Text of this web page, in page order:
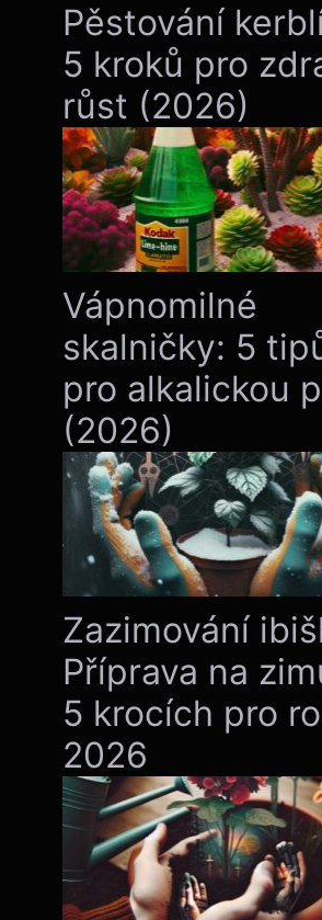
Pěstování
5 kroků pro
růst (2026)
Vápnomilné
skalničky: 5
pro alkalickou
(2026)
Zazimování
Příprava na
5 krocích pro
2026